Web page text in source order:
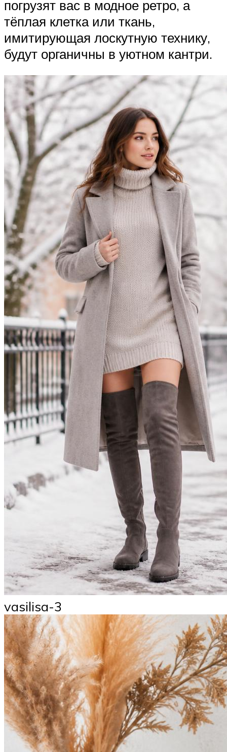
погрузят вас в модное ретро, а
тёплая клетка или ткань,
имитирующая лоскутную технику,
будут органичны в уютном кантри.
vasilisa-3